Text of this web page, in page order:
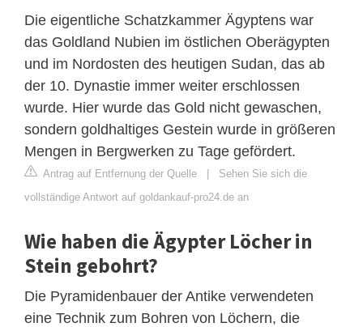
Die eigentliche Schatzkammer Ägyptens war
das Goldland Nubien im östlichen Oberägypten
und im Nordosten des heutigen Sudan, das ab
der 10. Dynastie immer weiter erschlossen
wurde. Hier wurde das Gold nicht gewaschen,
sondern goldhaltiges Gestein wurde in größeren
Mengen in Bergwerken zu Tage gefördert.
Antrag auf Entfernung der Quelle | Sehen Sie sich die
vollständige Antwort auf goldankauf-pro24.de an
Wie haben die Ägypter Löcher in
Stein gebohrt?
Die Pyramidenbauer der Antike verwendeten
eine Technik zum Bohren von Löchern, die